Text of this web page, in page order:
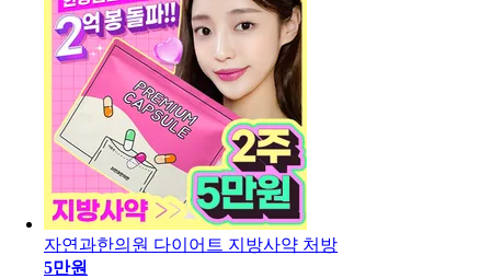
자연과한의원 다이어트 지방사약 처방
5만원